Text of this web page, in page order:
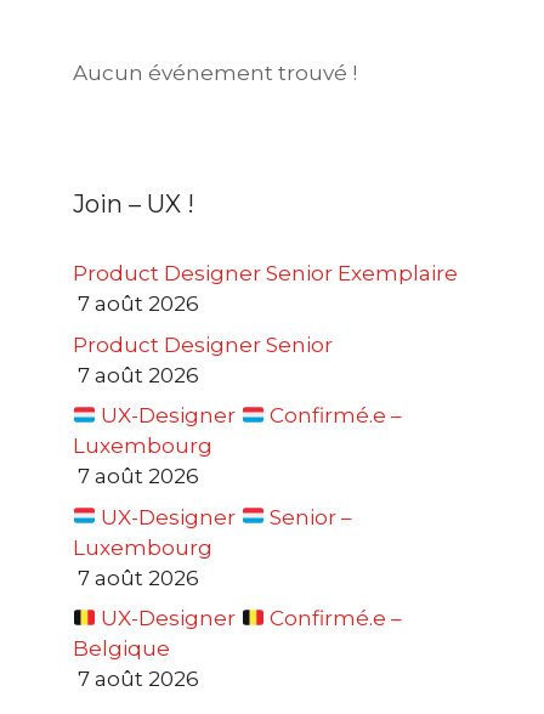
Aucun événement trouvé !
Join – UX !
Product Designer Senior Exemplaire
7 août 2026
Product Designer Senior
7 août 2026
UX-Designer
Confirmé.e –
Luxembourg
7 août 2026
UX-Designer
Senior –
Luxembourg
7 août 2026
UX-Designer
Confirmé.e –
Belgique
7 août 2026